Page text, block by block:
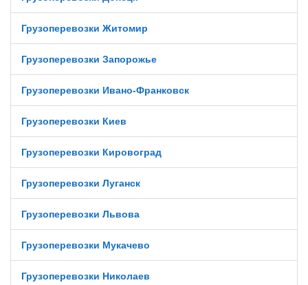
Грузоперевозки Житомир
Грузоперевозки Запорожье
Грузоперевозки Ивано-Франковск
Грузоперевозки Киев
Грузоперевозки Кировоград
Грузоперевозки Луганск
Грузоперевозки Львова
Грузоперевозки Мукачево
Грузоперевозки Николаев